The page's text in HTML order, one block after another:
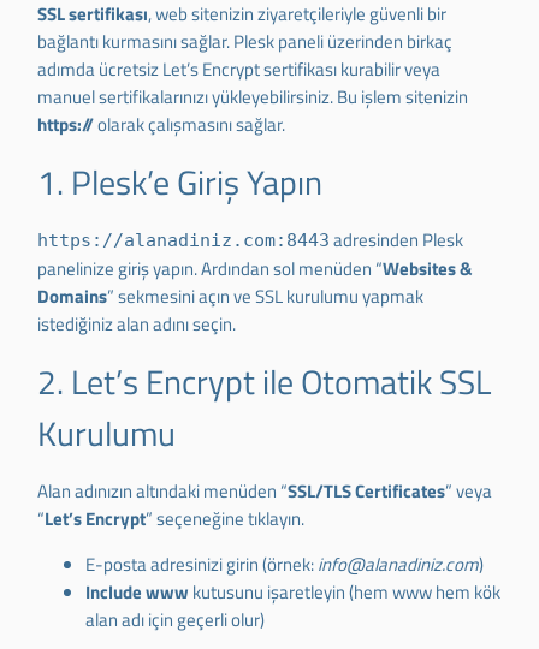
SSL sertifikası, web sitenizin ziyaretçileriyle güvenli bir
bağlantı kurmasını sağlar. Plesk paneli üzerinden birkaç
adımda ücretsiz Let’s Encrypt sertifikası kurabilir veya
manuel sertifikalarınızı yükleyebilirsiniz. Bu işlem sitenizin
https://olarak çalışmasını sağlar.
1. Plesk’e Giriş Yapın
https://alanadiniz.com:8443 adresinden Plesk
panelinize giriş yapın. Ardından sol menüden “Websites &
Domains” sekmesini açın ve SSL kurulumu yapmak
istediğiniz alan adını seçin.
2. Let’s Encrypt ile Otomatik SSL
Kurulumu
Alan adınızın altındaki menüden “SSL/TLS Certificates” veya
“Let’s Encrypt” seçeneğine tıklayın.
E-posta adresinizi girin (örnek:info@alanadiniz.com)
Include www kutusunu işaretleyin (hem www hem kök
alan adı için geçerli olur)